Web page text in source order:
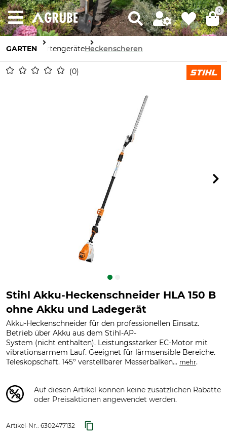
0
GARTEN GartengeräteHeckenscheren
0
Stihl Akku-Heckenschneider HLA 150 B
ohne Akku und Ladegerät
Akku-Heckenschneider für den professionellen Einsatz.
Betrieb über Akku aus dem Stihl-AP-
System (nicht enthalten). Leistungsstarker EC-Motor mit
vibrationsarmem Lauf. Geeignet für lärmsensible Bereiche.
Teleskopschaft. 145° verstellbarer Messerbalken... mehr.
Auf diesen Artikel können keine zusätzlichen Rabatte
oder Preisaktionen angewendet werden.
Artikel-Nr.: 6302477132